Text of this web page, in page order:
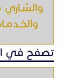
تصفح في